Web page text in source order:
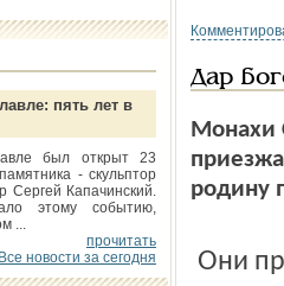
пять лет в
был открыт 23
- скульптор
Сергей Капачинский.
этому событию,
...
прочитать
Все новости за сегодня
Дар
Монахи
родину
Они привезли в подарок огромный белый хлеб в форме